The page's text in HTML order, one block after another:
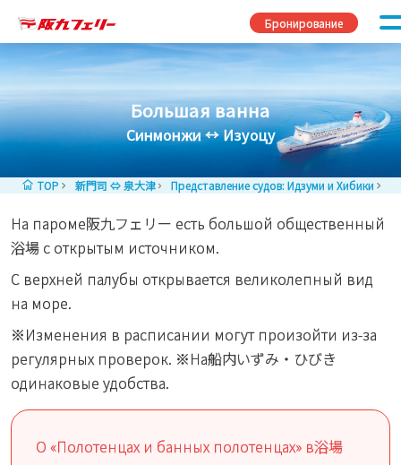
Бронирование
Большая ванна
Синмонжи ↔ Изуоцу
TOP 新門司 ⇔ 泉大津 Представление судов: Идзуми и Хибики
На пароме阪九フェリー есть большой общественный
浴場 с открытым источником.
С верхней палубы открывается великолепный вид
на море.
※Изменения в расписании могут произойти из-за
регулярных проверок. ※На船内いずみ・ひびき
одинаковые удобства.
О «Полотенцах и банных полотенцах» в浴場